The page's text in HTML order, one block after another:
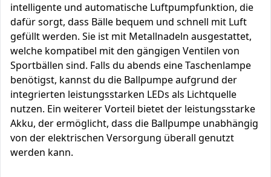
intelligente und automatische Luftpumpfunktion, die
dafür sorgt, dass Bälle bequem und schnell mit Luft
gefüllt werden. Sie ist mit Metallnadeln ausgestattet,
welche kompatibel mit den gängigen Ventilen von
Sportbällen sind. Falls du abends eine Taschenlampe
benötigst, kannst du die Ballpumpe aufgrund der
integrierten leistungsstarken LEDs als Lichtquelle
nutzen. Ein weiterer Vorteil bietet der leistungsstarke
Akku, der ermöglicht, dass die Ballpumpe unabhängig
von der elektrischen Versorgung überall genutzt
werden kann.